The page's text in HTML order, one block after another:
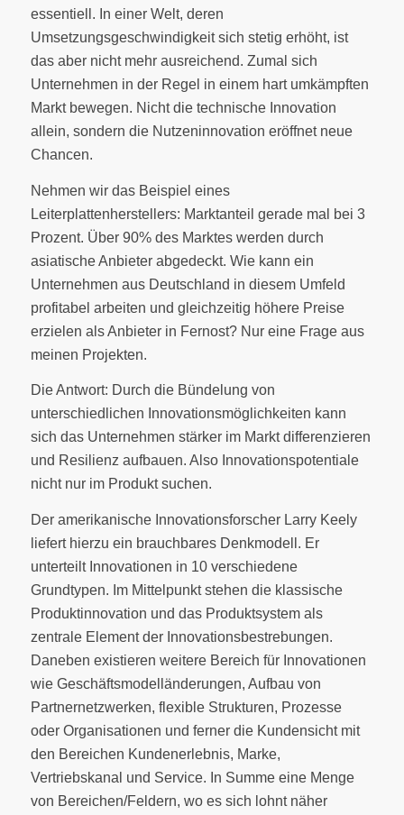
essentiell. In einer Welt, deren
Umsetzungsgeschwindigkeit sich stetig erhöht, ist
das aber nicht mehr ausreichend. Zumal sich
Unternehmen in der Regel in einem hart umkämpften
Markt bewegen. Nicht die technische Innovation
allein, sondern die Nutzeninnovation eröffnet neue
Chancen.
Nehmen wir das Beispiel eines
Leiterplattenherstellers: Marktanteil gerade mal bei 3
Prozent. Über 90% des Marktes werden durch
asiatische Anbieter abgedeckt. Wie kann ein
Unternehmen aus Deutschland in diesem Umfeld
profitabel arbeiten und gleichzeitig höhere Preise
erzielen als Anbieter in Fernost? Nur eine Frage aus
meinen Projekten.
Die Antwort: Durch die Bündelung von
unterschiedlichen Innovationsmöglichkeiten kann
sich das Unternehmen stärker im Markt differenzieren
und Resilienz aufbauen. Also Innovationspotentiale
nicht nur im Produkt suchen.
Der amerikanische Innovationsforscher Larry Keely
liefert hierzu ein brauchbares Denkmodell. Er
unterteilt Innovationen in 10 verschiedene
Grundtypen. Im Mittelpunkt stehen die klassische
Produktinnovation und das Produktsystem als
zentrale Element der Innovationsbestrebungen.
Daneben existieren weitere Bereich für Innovationen
wie Geschäftsmodelländerungen, Aufbau von
Partnernetzwerken, flexible Strukturen, Prozesse
oder Organisationen und ferner die Kundensicht mit
den Bereichen Kundenerlebnis, Marke,
Vertriebskanal und Service. In Summe eine Menge
von Bereichen/Feldern, wo es sich lohnt näher